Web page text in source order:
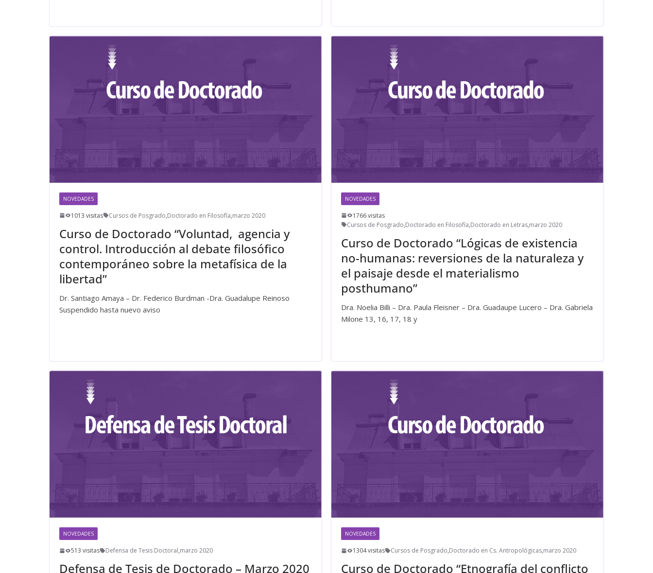
NOVEDADES
1013 visitas Cursos de Posgrado,Doctorado en Filosofía,marzo 2020
Curso de Doctorado “Voluntad, agencia y
control. Introducción al debate filosófico
contemporáneo sobre la metafísica de la
libertad”
Dr. Santiago Amaya – Dr. Federico Burdman -Dra. Guadalupe Reinoso
Suspendido hasta nuevo aviso
NOVEDADES
1766 visitas
Cursos de Posgrado,Doctorado en Filosofía,Doctorado en Letras,marzo 2020
Curso de Doctorado “Lógicas de existencia
no-humanas: reversiones de la naturaleza y
el paisaje desde el materialismo
posthumano”
Dra. Noelia Billi – Dra. Paula Fleisner – Dra. Guadaupe Lucero – Dra. Gabriela
Milone 13, 16, 17, 18 y
NOVEDADES
513 visitas Defensa de Tesis Doctoral,marzo 2020
Defensa de Tesis de Doctorado – Marzo 2020
NOVEDADES
1304 visitas Cursos de Posgrado,Doctorado en Cs. Antropológicas,marzo 2020
Curso de Doctorado “Etnografía del conflicto